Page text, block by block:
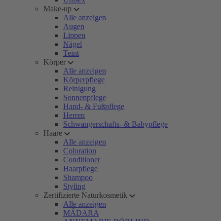
Make-up
Alle anzeigen
Augen
Lippen
Nägel
Teint
Körper
Alle anzeigen
Körperpflege
Reinigung
Sonnenpflege
Hand- & Fußpflege
Herren
Schwangerschafts- & Babypflege
Haare
Alle anzeigen
Coloration
Conditioner
Haarpflege
Shampoo
Styling
Zertifizierte Naturkosmetik
Alle anzeigen
MÁDARA